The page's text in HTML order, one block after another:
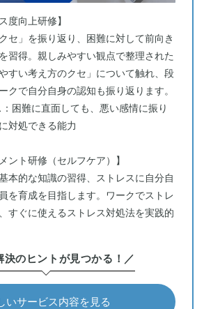
度向上研修】
セ」を振り返り、困難に対して前向き
習得。親しみやすい観点で整理された
すい考え方のクセ」について触れ、段
クで自分自身の認知も振り返ります。
困難に直面しても、悪い感情に振り
対処できる能力
ント研修（セルフケア）】
本的な知識の習得、ストレスに自分自
を育成を目指します。ワークでストレ
すぐに使えるストレス対処法を実践的
決のヒントが見つかる！／
いサービス内容を見る